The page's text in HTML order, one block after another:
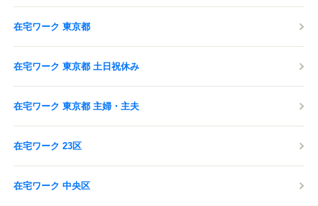
在宅ワーク 東京都
在宅ワーク 東京都 土日祝休み
在宅ワーク 東京都 主婦・主夫
在宅ワーク 23区
在宅ワーク 中央区